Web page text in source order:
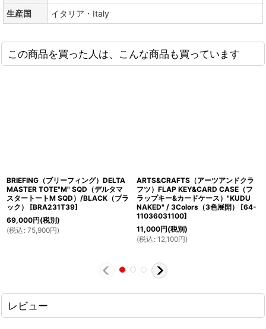
生産国
イタリア・Italy
この商品を買った人は、こんな商品も買っています
BRIEFING（ブリーフィング）DELTA
MASTER TOTE"M" SQD（デルタマ
スタートートM SQD）/BLACK（ブラ
ック）
[BRA231T39]
69,000円(税別)
(税込 : 75,900円)
ARTS&CRAFTS（アーツアンドクラ
フツ）FLAP KEY&CARD CASE（フ
ラップキー&カードケース）"KUDU
NAKED" / 3Colors（3色展開）
[64-
11036031100]
11,000円(税別)
(税込 : 12,100円)
レビュー